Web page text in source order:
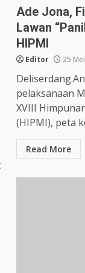
Ade Jona,
Lawan
HIPMI
Editor 25
pelaksanaan
XVIII
(HIPMI), peta
Read More